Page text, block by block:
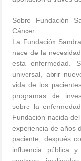
Sobre Fundación
Cáncer
La Fundación
nace de la
esta enfermedad.
universal, abrir
vida de los
programas de
sobre la
Fundación nacida
experiencia de años
paciente, después
influencia pública